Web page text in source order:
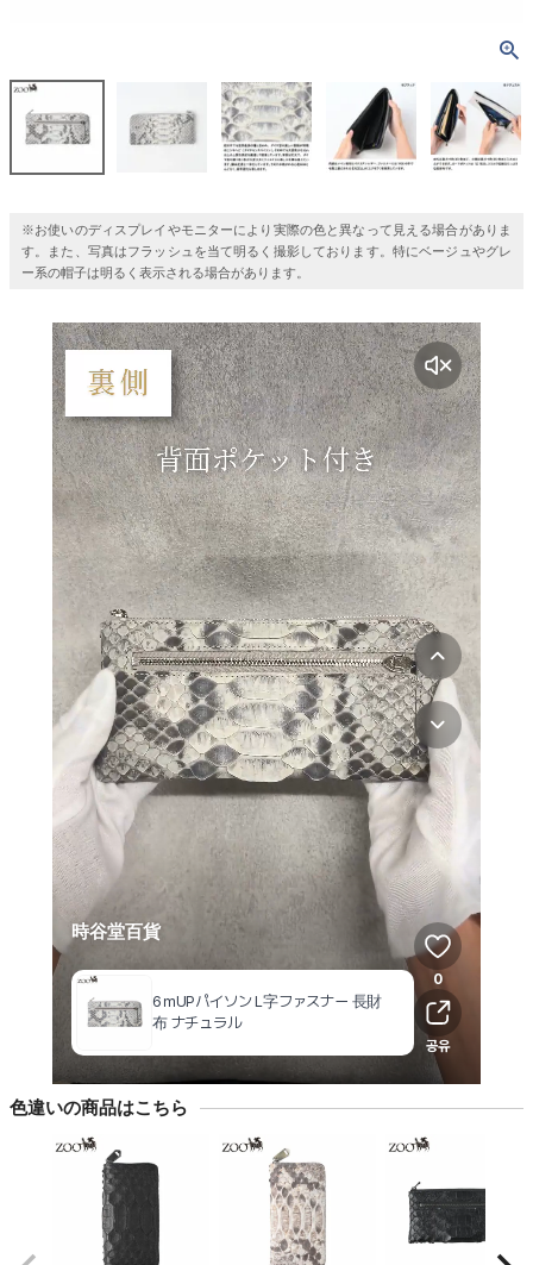
※お使いのディスプレイやモニターにより実際の色と異なって見える場合がありま
す。また、写真はフラッシュを当て明るく撮影しております。特にベージュやグレ
ー系の帽子は明るく表示される場合があります。
色違いの商品はこちら